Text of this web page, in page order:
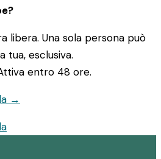
libera. Una sola persona può
tua, esclusiva.
entro 48 ore.
→